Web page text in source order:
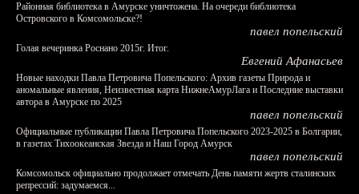
Районная библиотека в Амурске уничтожена. На очереди библиотека
Островского в Комсомольске?!
павел попельский
Голая вечеринка Роснано 2015г. Итог.
Евгений Афанасьев
Новые находки Павла Петровича Попельского: Архив газеты Природа и
аномальные явления, Неизвестная карта НижнеАмурЛага и Последние выставки
автора в Амурске по 2025
павел попельский
Официальные публикации Павла Петровича Попельского 2023-2025 в Болгарии,
в газетах Тихоокеанская Звезда и Наш Город Амурск
павел попельский
Комсомольск официально продолжает отмечать День памяти жертв сталинских
репрессий: задумаемся...